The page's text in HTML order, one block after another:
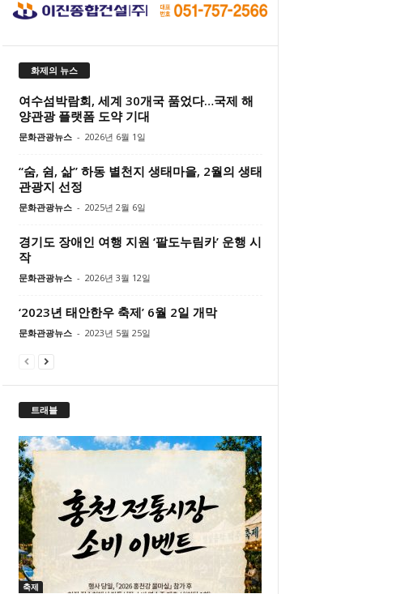
화제의 뉴스
여수섬박람회, 세계 30개국 품었다…국제 해
양관광 플랫폼 도약 기대
문화관광뉴스 - 2026년 6월 1일
“숨, 쉼, 삶” 하동 별천지 생태마을, 2월의 생태
관광지 선정
문화관광뉴스 - 2025년 2월 6일
경기도 장애인 여행 지원 ‘팔도누림카’ 운행 시
작
문화관광뉴스 - 2026년 3월 12일
‘2023년 태안한우 축제’ 6월 2일 개막
문화관광뉴스 - 2023년 5월 25일
트래블
축제